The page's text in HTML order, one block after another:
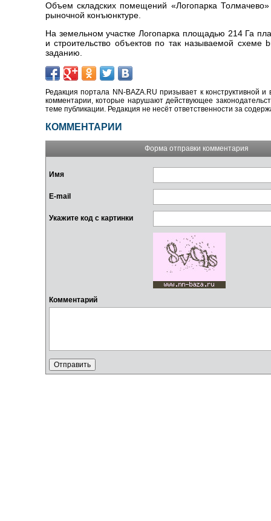
Объем складских помещений «Логопарка
рыночной конъюнктуре.
На земельном участке Логопарка площадью 214 Га
и строительство объектов по так называемой схеме
заданию.
Редакция портала NN-BAZA.RU призывает к конструктивной
комментарии, которые нарушают действующее
теме публикации. Редакция не несёт ответственности за
КОММЕНТАРИИ
Форма отправки комментария
Имя
E-mail
Укажите код с картинки
Комментарий